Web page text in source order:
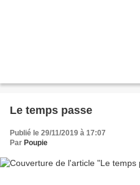
Le temps passe
Publié le 29/11/2019 à 17:07
Par Poupie